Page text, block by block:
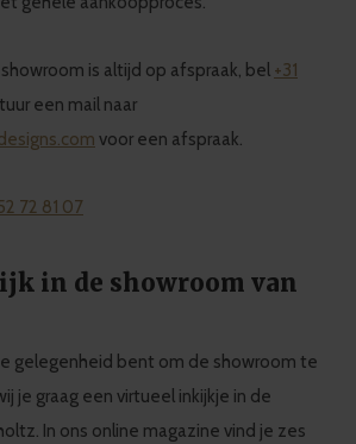
is altijd op afspraak, bel +31
een mail naar
voor een afspraak.
72 81 07
in de showroom van
gelegenheid bent om de showroom te
je graag een virtueel inkijkje in de
In ons online magazine vind je zes